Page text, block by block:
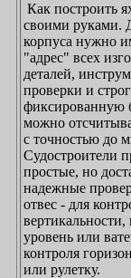
Как построить
своими руками.
корпуса нужно
"адрес" всех
деталей,
проверки и
фиксированную базу,
можно
с точностью до
Судостроители
простые, но
надежные проверочные
отвес - для
уровень или ватерпас - для
контроля
или рулетку.